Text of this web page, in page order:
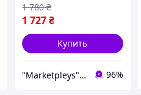
1 727₴
1 780 ₴
Купить
"Marketpleys" - превращайте свои желания в реальность на нашем маркетплейсе! 96%